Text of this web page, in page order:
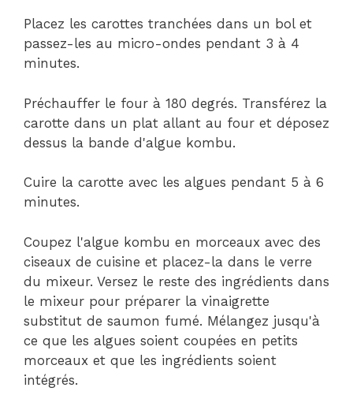
Placez les carottes tranchées dans un bol et
passez-les au micro-ondes pendant 3 à 4
minutes.
Préchauffer le four à 180 degrés. Transférez la
carotte dans un plat allant au four et déposez
dessus la bande d'algue kombu.
Cuire la carotte avec les algues pendant 5 à 6
minutes.
Coupez l'algue kombu en morceaux avec des
ciseaux de cuisine et placez-la dans le verre
du mixeur. Versez le reste des ingrédients dans
le mixeur pour préparer la vinaigrette
substitut de saumon fumé. Mélangez jusqu'à
ce que les algues soient coupées en petits
morceaux et que les ingrédients soient
intégrés.